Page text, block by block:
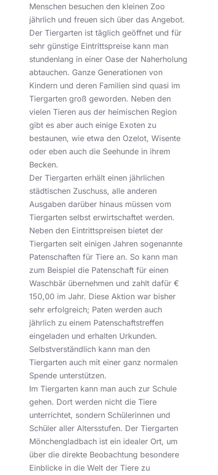
Menschen besuchen den kleinen Zoo
jährlich und freuen sich über das Angebot.
Der Tiergarten ist täglich geöffnet und für
sehr günstige Eintrittspreise kann man
stundenlang in einer Oase der Naherholung
abtauchen. Ganze Generationen von
Kindern und deren Familien sind quasi im
Tiergarten groß geworden. Neben den
vielen Tieren aus der heimischen Region
gibt es aber auch einige Exoten zu
bestaunen, wie etwa den Ozelot, Wisente
oder eben auch die Seehunde in ihrem
Becken.
Der Tiergarten erhält einen jährlichen
städtischen Zuschuss, alle anderen
Ausgaben darüber hinaus müssen vom
Tiergarten selbst erwirtschaftet werden.
Neben den Eintrittspreisen bietet der
Tiergarten seit einigen Jahren sogenannte
Patenschaften für Tiere an. So kann man
zum Beispiel die Patenschaft für einen
Waschbär übernehmen und zahlt dafür €
150,00 im Jahr. Diese Aktion war bisher
sehr erfolgreich; Paten werden auch
jährlich zu einem Patenschaftstreffen
eingeladen und erhalten Urkunden.
Selbstverständlich kann man den
Tiergarten auch mit einer ganz normalen
Spende unterstützen.
Im Tiergarten kann man auch zur Schule
gehen. Dort werden nicht die Tiere
unterrichtet, sondern Schülerinnen und
Schüler aller Altersstufen. Der Tiergarten
Mönchengladbach ist ein idealer Ort, um
über die direkte Beobachtung besondere
Einblicke in die Welt der Tiere zu